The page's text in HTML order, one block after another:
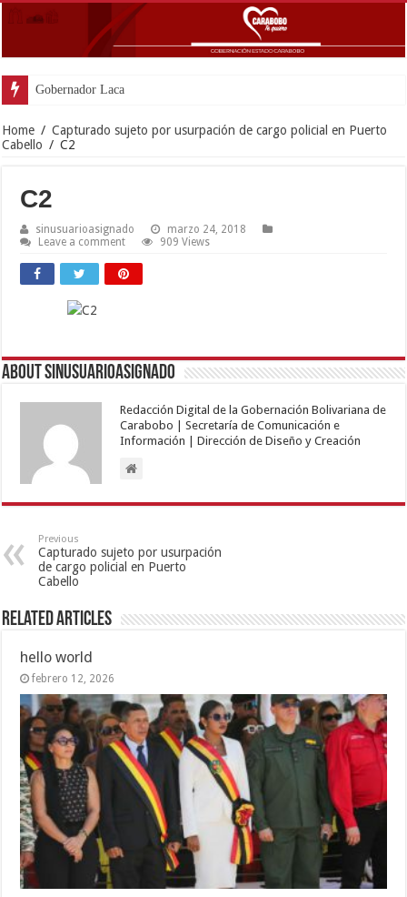
Gobernador Lacava y alcaldesa Riera supervis
Home / Capturado sujeto por usurpación de cargo policial en Puerto
Cabello / C2
C2
sinusuarioasignado
marzo 24, 2018
Leave a comment
909 Views
About sinusuarioasignado
Redacción Digital de la Gobernación Bolivariana de
Carabobo | Secretaría de Comunicación e
Información | Dirección de Diseño y Creación
Previous
Capturado sujeto por usurpación
de cargo policial en Puerto
Cabello
Related Articles
hello world
febrero 12, 2026